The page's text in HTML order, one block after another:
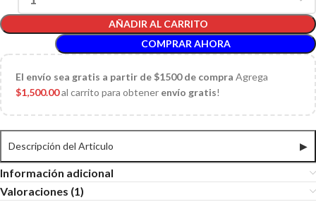
AÑADIR AL CARRITO
COMPRAR AHORA
El envío sea gratis a partir de $1500 de compra Agrega
$1,500.00al carrito para obtener envío gratis!
Descripción del Articulo ▶
Información adicional
Valoraciones (1)